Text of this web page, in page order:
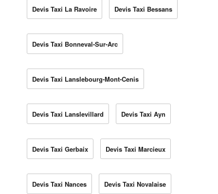
Devis Taxi La Ravoire Devis Taxi Bessans
Devis Taxi Bonneval-Sur-Arc
Devis Taxi Lanslebourg-Mont-Cenis
Devis Taxi Lanslevillard Devis Taxi Ayn
Devis Taxi Gerbaix Devis Taxi Marcieux
Devis Taxi Nances Devis Taxi Novalaise